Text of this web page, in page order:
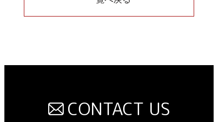
CONTACT US